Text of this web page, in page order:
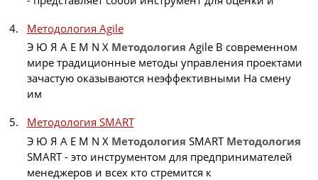
Методология Agile
Э Ю Я A E M N X Методология Agile В современном
мире традиционные методы управления проектами
зачастую оказываются неэффективными На смену
им
Методология SMART
Э Ю Я A E M N X Методология SMART Методология
SMART - это инструментом для предпринимателей
менеджеров и всех кто стремится к